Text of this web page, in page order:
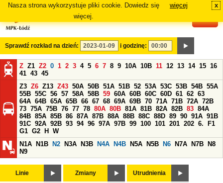
Nasza strona wykorzystuje pliki cookie. Dowiedz się
więcej.
więcej x
Sprawdź rozkład na dzień: i godzinę:
Z Z1 Z2 0 1 2 3 4 5 6 7 8 9 10A 10B 11 12 13 14 15 16
41 43 45
Z3 Z6 Z13 Z43 50A 50B 51A 51B 52 53A 53C 53B 54B 55A
55B 55C 56 57 58A 58B 59 60A 60B 60C 60D 61 62 63
64A 64B 65A 65B 66 67 68 69A 69B 70 71A 71B 72A 72B
73 75A 75B 76 77 78 80A 80B 81A 81B 82A 82B 83 84A
84B 85A 85B 86 87A 87B 88A 88B 88C 88D 89 90 91A 91B
91C 92A 92B 93 94 96 97A 97B 99 100 101 201 202 6.
F1
G1 G2 H
W
N1A
N1B N2 N3A N3B N4A N4B N5A N5B N6 N7A N7B
N8
N9
Linie Zmiany Utrudnienia